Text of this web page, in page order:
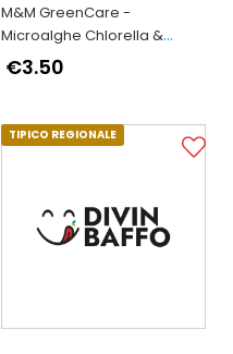
M&M GreenCare -
Microalghe Chlorella &
Spirulina
€3.50
TIPICO REGIONALE